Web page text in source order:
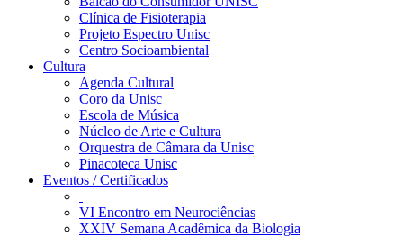
Clínica de Fisioterapia
Projeto Espectro Unisc
Centro Socioambiental
Cultura
Agenda Cultural
Coro da Unisc
Escola de Música
Núcleo de Arte e Cultura
Orquestra de Câmara da Unisc
Pinacoteca Unisc
Eventos / Certificados
VI Encontro em Neurociências
XXIV Semana Acadêmica da Biologia